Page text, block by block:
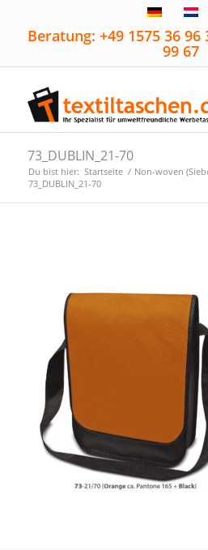
Beratung: +49 1575 36 96
99 67
73_DUBLIN_21-70
Du bist hier: Startseite / Non-woven
73_DUBLIN_21-70